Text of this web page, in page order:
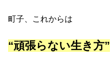
町子、これからは
“頑張らない生き方”